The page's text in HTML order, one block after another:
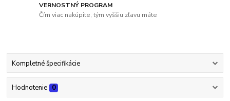
VERNOSTNÝ PROGRAM
Čím viac nakúpite, tým vyššiu zľavu máte
Kompletné špecifikácie
Hodnotenie 0